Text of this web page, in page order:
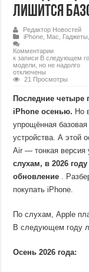
лишится
Редактор Новостей
iPhone Mac Гаджеты
Комментарии
к записи В следующем
модели, но не надолго
отключены
21 Просмотры
Последние четыре
iPhone осенью. Но
упрощённая
устройства. А этой
Air — тонкая версия
слухам, в 2026
обновление .
покупать iPhone.
По слухам, Apple
В следующем году
Осень 2026 года: